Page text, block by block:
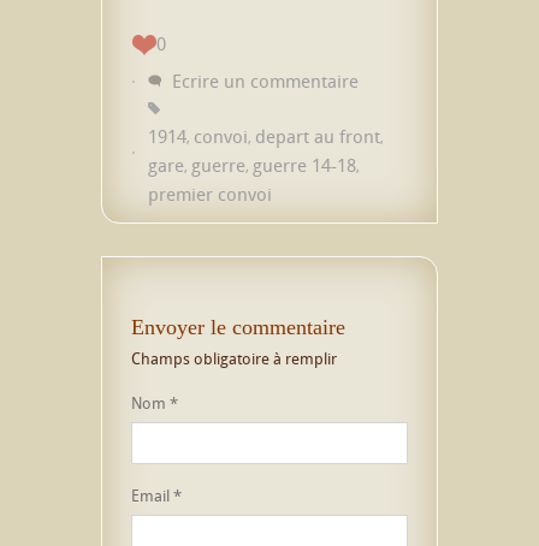
0
Ecrire un commentaire
1914, convoi, depart au front,
gare, guerre, guerre 14-18,
premier convoi
Envoyer le commentaire
Champs obligatoire à remplir
Nom *
Email*